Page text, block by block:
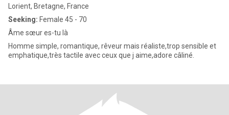
Lorient, Bretagne, France
Seeking: Female 45 - 70
Âme sœur es-tu là
Homme simple, romantique, rêveur mais réaliste,trop sensible et
emphatique,très tactile avec ceux que j aime,adore câliné.